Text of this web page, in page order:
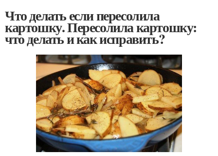
Что делать если пересолила
картошку. Пересолила картошку:
что делать и как исправить?